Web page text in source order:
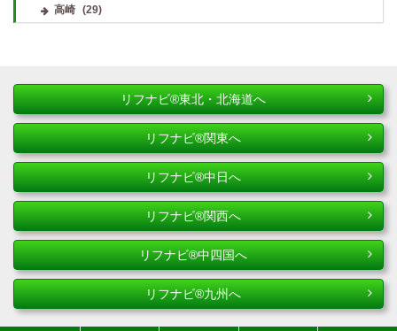
高崎
(29)
リフナビ®東北・北海道へ
リフナビ®関東へ
リフナビ®中日へ
リフナビ®関西へ
リフナビ®中四国へ
リフナビ®九州へ